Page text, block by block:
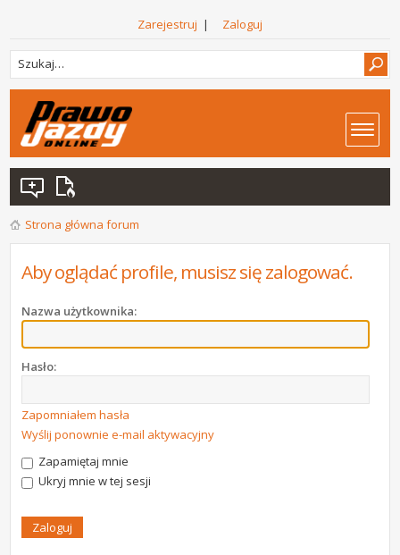
Zarejestruj | Zaloguj
Strona główna forum
Aby oglądać profile, musisz się zalogować.
Nazwa użytkownika:
Hasło:
Zapomniałem hasła
Wyślij ponownie e-mail aktywacyjny
Zapamiętaj mnie
Ukryj mnie w tej sesji